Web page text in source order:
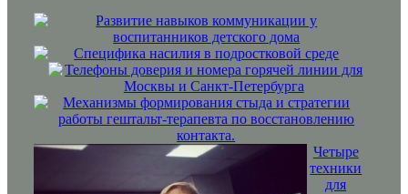
Развитие навыков коммуникации у
воспитанников детского дома
Специфика насилия в подростковой среде
Телефоны доверия и номера горячей линии для
Москвы и Санкт-Петербурга
Механизмы формирования стыда и стратегии
работы гештальт-терапевта по восстановлению
контакта.
Четыре
техники
для